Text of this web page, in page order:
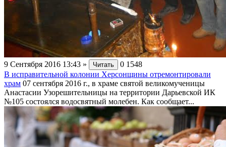
9 Сентября 2016 13:43 » Читать 0 1548
В исправительной колонии Херсонщины отремонтировали
храм 07 сентября 2016 г., в храме святой великомученицы
Анастасии Узорешительницы на территории Дарьевской ИК
№105 состоялся водосвятный молебен. Как сообщает...